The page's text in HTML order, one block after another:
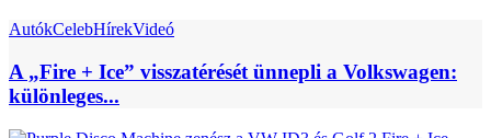
AutókCelebHírekVideó
A „Fire + Ice” visszatérését ünnepli a Volkswagen:
különleges...